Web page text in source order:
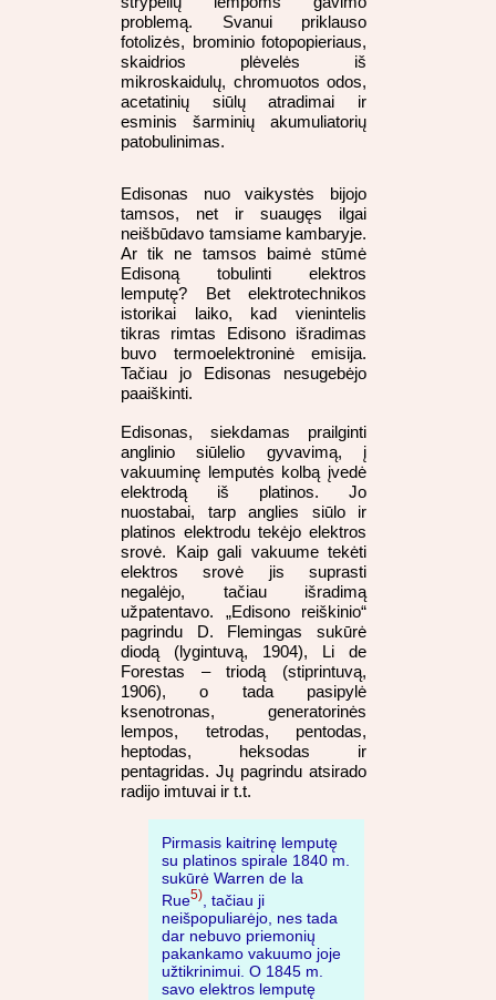
problemą. Svanui priklauso
fotolizės, brominio fotopopieriaus,
skaidrios plėvelės iš
mikroskaidulų, chromuotos odos,
acetatinių siūlų atradimai ir
esminis šarminių akumuliatorių
patobulinimas.
Edisonas nuo vaikystės bijojo
tamsos, net ir suaugęs ilgai
neišbūdavo tamsiame kambaryje.
Ar tik ne tamsos baimė stūmė
Edisoną tobulinti elektros
lemputę? Bet elektrotechnikos
istorikai laiko, kad vienintelis
tikras rimtas Edisono išradimas
buvo termoelektroninė emisija.
Tačiau jo Edisonas nesugebėjo
paaiškinti.
Edisonas, siekdamas prailginti
anglinio siūlelio gyvavimą, į
vakuuminę lemputės kolbą įvedė
elektrodą iš platinos. Jo
nuostabai, tarp anglies siūlo ir
platinos elektrodu tekėjo elektros
srovė. Kaip gali vakuume tekėti
elektros srovė jis suprasti
negalėjo, tačiau išradimą
užpatentavo. „Edisono reiškinio“
pagrindu D. Flemingas sukūrė
diodą (lygintuvą, 1904), Li de
Forestas – triodą (stiprintuvą,
1906), o tada pasipylė
ksenotronas, generatorinės
lempos, tetrodas, pentodas,
heptodas, heksodas ir
pentagridas. Jų pagrindu atsirado
radijo imtuvai ir t.t.
Pirmasis kaitrinę lemputę
su platinos spirale 1840 m.
sukūrė Warren de la
Rue5) , tačiau ji
neišpopuliarėjo, nes tada
dar nebuvo priemonių
pakankamo vakuumo joje
užtikrinimui. O 1845 m.
savo elektros lemputę